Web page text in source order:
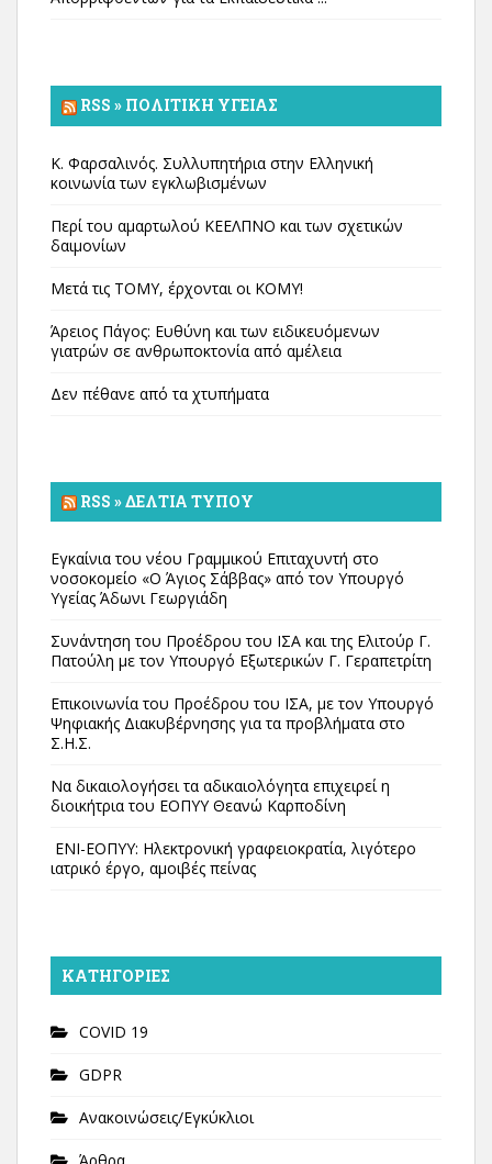
RSS » ΠΟΛΙΤΙΚΉ ΥΓΕΊΑΣ
Κ. Φαρσαλινός. Συλλυπητήρια στην Ελληνική
κοινωνία των εγκλωβισμένων
Περί του αμαρτωλού ΚΕΕΛΠΝΟ και των σχετικών
δαιμονίων
Μετά τις ΤΟΜΥ, έρχονται οι ΚΟΜΥ!
Άρειος Πάγος: Ευθύνη και των ειδικευόμενων
γιατρών σε ανθρωποκτονία από αμέλεια
Δεν πέθανε από τα χτυπήματα
RSS » ΔΕΛΤΊΑ ΤΎΠΟΥ
Εγκαίνια του νέου Γραμμικού Επιταχυντή στο
νοσοκομείο «Ο Άγιος Σάββας» από τον Υπουργό
Υγείας Άδωνι Γεωργιάδη
Συνάντηση του Προέδρου του ΙΣΑ και της Ελιτούρ Γ.
Πατούλη με τον Υπουργό Εξωτερικών Γ. Γεραπετρίτη
Επικοινωνία του Προέδρου του ΙΣΑ, με τον Υπουργό
Ψηφιακής Διακυβέρνησης για τα προβλήματα στο
Σ.Η.Σ.
Να δικαιολογήσει τα αδικαιολόγητα επιχειρεί η
διοικήτρια του ΕΟΠΥΥ Θεανώ Καρποδίνη
ΕΝΙ-ΕΟΠΥΥ: Ηλεκτρονική γραφειοκρατία, λιγότερο
ιατρικό έργο, αμοιβές πείνας
KΑΤΗΓΟΡΊΕΣ
COVID 19
GDPR
Ανακοινώσεις/Εγκύκλιοι